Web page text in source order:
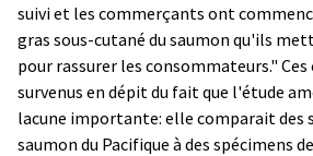
suivi et les commerçants ont
gras sous-cutané du saumon qu'ils
pour rassurer les consommateurs."
survenus en dépit du fait que l'étude
lacune importante: elle comparait des
saumon du Pacifique à des spécimens